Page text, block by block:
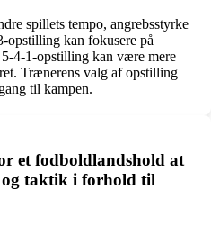
spillets tempo, angrebsstyrke
opstilling kan fokusere på
4-1-opstilling kan være mere
Trænerens valg af opstilling
til kampen.
et fodboldlandshold at
og taktik i forhold til